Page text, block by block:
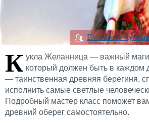
Елизавета
К укла Желанница — важный
который должен быть в каждом
— таинственная древняя берегиня,
исполнить самые светлые
Подробный мастер класс поможет
древний оберег самостоятельно.